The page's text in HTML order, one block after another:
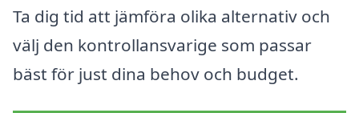
Ta dig tid att jämföra olika alternativ och
välj den kontrollansvarige som passar
bäst för just dina behov och budget.